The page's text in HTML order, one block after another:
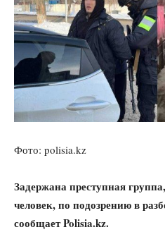
Фото: polisia.kz
Задержана преступная
человек, по подозрению в
сообщает Polisia.kz.